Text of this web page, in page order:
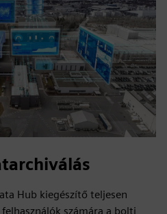
Hub kiegészítő teljesen
számára a bolti